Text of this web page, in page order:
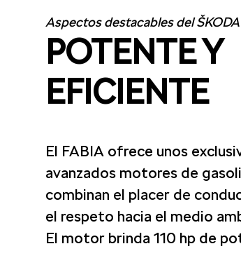
Aspectos destacables del
POTENTE Y
EFICIENTE
El FABIA ofrece unos
avanzados motores de
combinan el placer de
el respeto hacia el medio
El motor brinda 110 hp de